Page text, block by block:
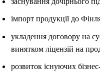
імпорт продукції до
укладення договору на
винятком ліцензій на
розвиток існуючих